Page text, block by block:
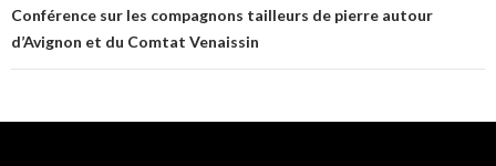
articles
Conférence sur les compagnons tailleurs de pierre autour
d’Avignon et du Comtat Venaissin